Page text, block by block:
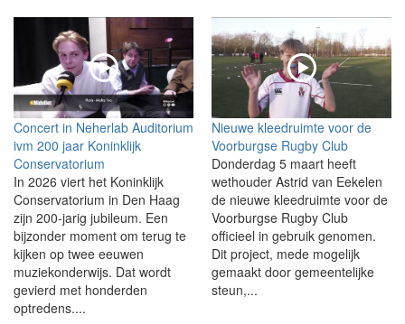
Concert in Neherlab Auditorium
ivm 200 jaar Koninklijk
Conservatorium
In 2026 viert het Koninklijk
Conservatorium in Den Haag
zijn 200-jarig jubileum. Een
bijzonder moment om terug te
kijken op twee eeuwen
muziekonderwijs. Dat wordt
gevierd met honderden
optredens....
Nieuwe kleedruimte voor de
Voorburgse Rugby Club
Donderdag 5 maart heeft
wethouder Astrid van Eekelen
de nieuwe kleedruimte voor de
Voorburgse Rugby Club
officieel in gebruik genomen.
Dit project, mede mogelijk
gemaakt door gemeentelijke
steun,...